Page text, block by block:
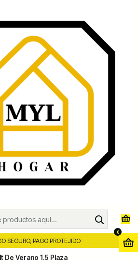
0
SEGURO, PAGO PROTEJIDO
De Verano 1.5 Plaza